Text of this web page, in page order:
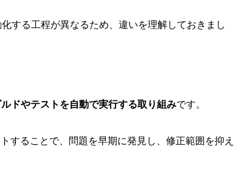
する工程が異なるため、違いを理解しておきまし
ドやテストを自動で実行する取り組みです。
することで、問題を早期に発見し、修正範囲を抑え